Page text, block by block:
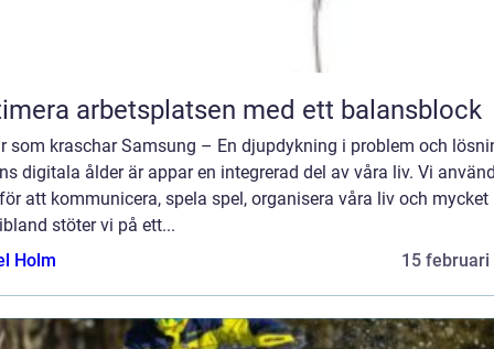
arbetsplatsen med ett balansblock
som kraschar Samsung – En djupdykning i problem och
digitala ålder är appar en integrerad del av våra liv. Vi
att kommunicera, spela spel, organisera våra liv och mycket
stöter vi på ett...
Holm
15 februari